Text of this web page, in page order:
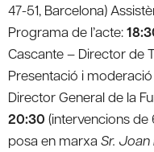
47-51, Barcelona)
Programa de l’acte:
Cascante – Director de
Presentació i moderació
Director General de la
20:30 (intervencions de
posa en marxa Sr. Joan